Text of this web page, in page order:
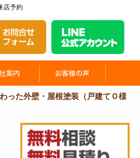
店予約
った外壁・屋根塗装（戸建てＯ様